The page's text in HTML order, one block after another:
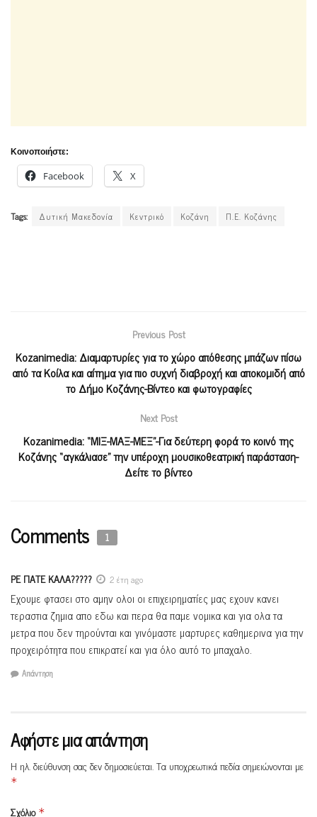
Κοινοποιήστε:
Facebook X
Tags: Δυτική Μακεδονία Κεντρικό Κοζάνη Π.Ε. Κοζάνης
Previous Post
Kozanimedia: Διαμαρτυρίες για το χώρο απόθεσης μπάζων πίσω
από τα Κοίλα και αίτημα για πιο συχνή διαβροχή και αποκομιδή από
το Δήμο Κοζάνης-Βίντεο και φωτογραφίες
Next Post
Kozanimedia: “ΜΙΞ-ΜΑΞ-ΜΕΞ”-Για δεύτερη φορά το κοινό της
Κοζάνης “αγκάλιασε” την υπέροχη μουσικοθεατρική παράσταση-
Δείτε το βίντεο
Comments 1
ΡΕ ΠΑΤΕ ΚΑΛΑ????? 2 έτη ago
Εχουμε φτασει στο αμην ολοι οι επιχειρηματίες μας εχουν κανει
τεραστια ζημια απο εδω και περα θα παμε νομικα και για ολα τα
μετρα που δεν τηρούνται και γινόμαστε μαρτυρες καθημερινα για την
προχειρότητα που επικρατεί και για όλο αυτό το μπαχαλο.
Απάντηση
Αφήστε μια απάντηση
Η ηλ. διεύθυνση σας δεν δημοσιεύεται. Τα υποχρεωτικά πεδία σημειώνονται με
*
Σχόλιο *